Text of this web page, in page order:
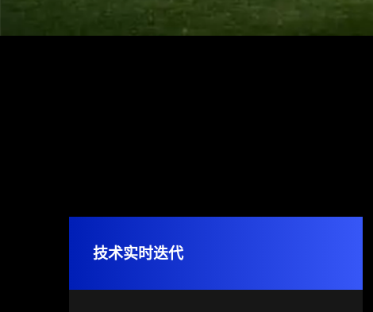
技术实时迭代